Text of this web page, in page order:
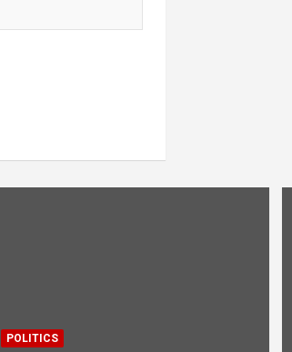
POLITICS